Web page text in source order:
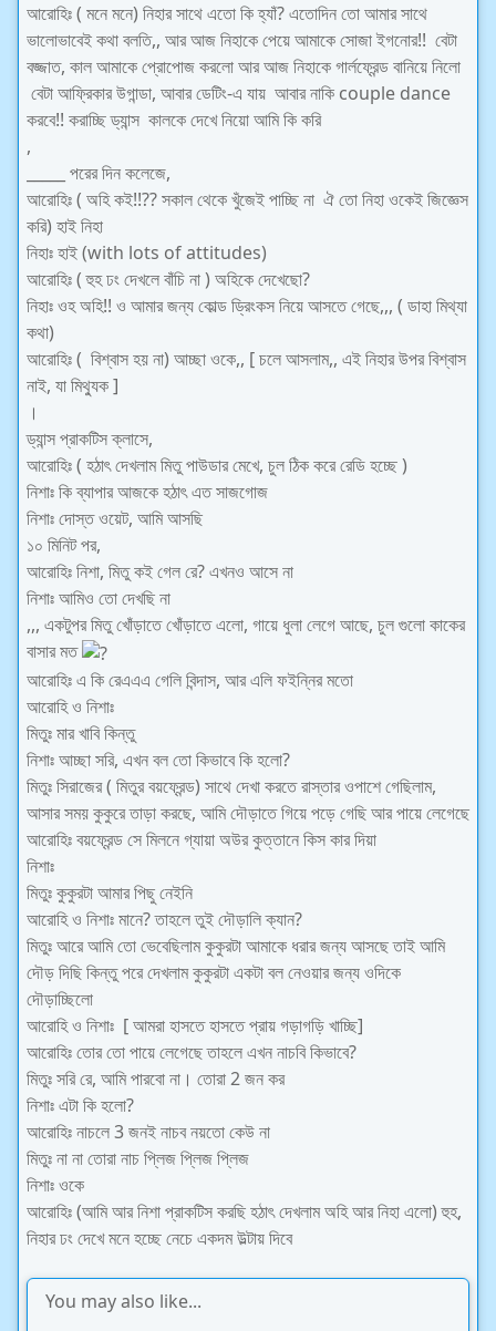
আরোহিঃ ( মনে মনে) নিহার সাথে এতো কি হ্যাঁ? এতোদিন তো আমার সাথে
ভালোভাবেই কথা বলতি,, আর আজ নিহাকে পেয়ে আমাকে সোজা ইগনোর!! বেটা
বজ্জাত, কাল আমাকে প্রোপোজ করলো আর আজ নিহাকে গার্লফ্রেন্ড বানিয়ে নিলো
বেটা আফ্রিকার উগান্ডা, আবার ডেটিং-এ যায় আবার নাকি couple dance
করবে!! করাচ্ছি ড্যান্স কালকে দেখে নিয়ো আমি কি করি
,
_____ পরের দিন কলেজে,
আরোহিঃ ( অহি কই!!?? সকাল থেকে খুঁজেই পাচ্ছি না ঐ তো নিহা ওকেই জিজ্ঞেস
করি) হাই নিহা
নিহাঃ হাই (with lots of attitudes)
আরোহিঃ ( হুহ ঢং দেখলে বাঁচি না ) অহিকে দেখেছো?
নিহাঃ ওহ অহি!! ও আমার জন্য কোল্ড ড্রিংকস নিয়ে আসতে গেছে,,, ( ডাহা মিথ্যা
কথা)
আরোহিঃ ( বিশ্বাস হয় না) আচ্ছা ওকে,, [ চলে আসলাম,, এই নিহার উপর বিশ্বাস
নাই, যা মিথ্যুক ]
।
ড্যান্স প্রাকটিস ক্লাসে,
আরোহিঃ ( হঠাৎ দেখলাম মিতু পাউডার মেখে, চুল ঠিক করে রেডি হচ্ছে )
নিশাঃ কি ব্যাপার আজকে হঠাৎ এত সাজগোজ
নিশাঃ দোস্ত ওয়েট, আমি আসছি
১০ মিনিট পর,
আরোহিঃ নিশা, মিতু কই গেল রে? এখনও আসে না
নিশাঃ আমিও তো দেখছি না
,,, একটুপর মিতু খোঁড়াতে খোঁড়াতে এলো, গায়ে ধুলা লেগে আছে, চুল গুলো কাকের
বাসার মত
আরোহিঃ এ কি রেএএএ গেলি বিন্দাস, আর এলি ফইন্নির মতো
আরোহি ও নিশাঃ
মিতুঃ মার খাবি কিন্তু
নিশাঃ আচ্ছা সরি, এখন বল তো কিভাবে কি হলো?
মিতুঃ সিরাজের ( মিতুর বয়ফ্রেন্ড) সাথে দেখা করতে রাস্তার ওপাশে গেছিলাম,
আসার সময় কুকুরে তাড়া করছে, আমি দৌড়াতে গিয়ে পড়ে গেছি আর পায়ে লেগেছে
আরোহিঃ বয়ফ্রেন্ড সে মিলনে গ্যায়া অউর কুত্তানে কিস কার দিয়া
নিশাঃ
মিতুঃ কুকুরটা আমার পিছু নেইনি
আরোহি ও নিশাঃ মানে? তাহলে তুই দৌড়ালি ক্যান?
মিতুঃ আরে আমি তো ভেবেছিলাম কুকুরটা আমাকে ধরার জন্য আসছে তাই আমি
দৌড় দিছি কিন্তু পরে দেখলাম কুকুরটা একটা বল নেওয়ার জন্য ওদিকে
দৌড়াচ্ছিলো
আরোহি ও নিশাঃ [ আমরা হাসতে হাসতে প্রায় গড়াগড়ি খাচ্ছি]
আরোহিঃ তোর তো পায়ে লেগেছে তাহলে এখন নাচবি কিভাবে?
মিতুঃ সরি রে, আমি পারবো না। তোরা 2 জন কর
নিশাঃ এটা কি হলো?
আরোহিঃ নাচলে 3 জনই নাচব নয়তো কেউ না
মিতুঃ না না তোরা নাচ প্লিজ প্লিজ প্লিজ
নিশাঃ ওকে
আরোহিঃ (আমি আর নিশা প্রাকটিস করছি হঠাৎ দেখলাম অহি আর নিহা এলো) হুহ,
নিহার ঢং দেখে মনে হচ্ছে নেচে একদম উল্টায় দিবে
You may also like...